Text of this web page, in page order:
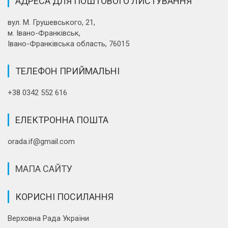
вул. М. Грушевського, 21,
м. Івано-Франківськ,
Івано-Франківська область, 76015
ТЕЛЕФОН ПРИЙМАЛЬНІ
+38 0342 552 616
ЕЛЕКТРОННА ПОШТА
orada.if@gmail.com
МАПА САЙТУ
КОРИСНІ ПОСИЛАННЯ
Верховна Рада України